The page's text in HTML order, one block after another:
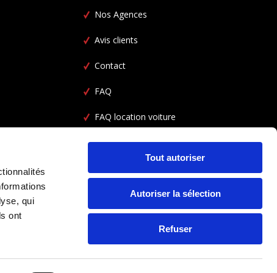
qui
ont
Tout autoriser
Autoriser la sélection
Refuser
Nos Agences
Avis clients
Contact
FAQ
FAQ location voiture
CGV